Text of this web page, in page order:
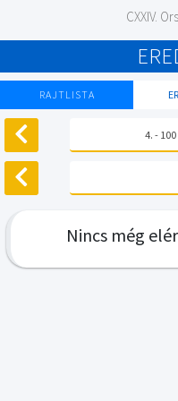
CXXIV.
RAJTLISTA
4. - 100
Nincs még